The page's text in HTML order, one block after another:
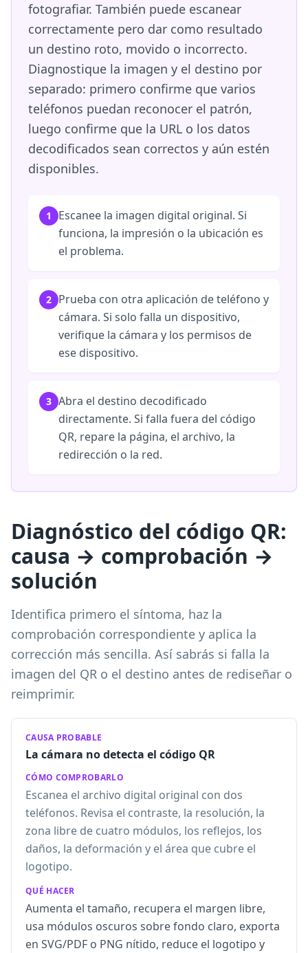
fotografiar. También puede escanear
correctamente pero dar como resultado
un destino roto, movido o incorrecto.
Diagnostique la imagen y el destino por
separado: primero confirme que varios
teléfonos puedan reconocer el patrón,
luego confirme que la URL o los datos
decodificados sean correctos y aún estén
disponibles.
1
Escanee la imagen digital original. Si
funciona, la impresión o la ubicación es
el problema.
2 Prueba con otra aplicación de teléfono y
cámara. Si solo falla un dispositivo,
verifique la cámara y los permisos de
ese dispositivo.
3 Abra el destino decodificado
directamente. Si falla fuera del código
QR, repare la página, el archivo, la
redirección o la red.
Diagnóstico del código QR:
causa → comprobación →
solución
Identifica primero el síntoma, haz la
comprobación correspondiente y aplica la
corrección más sencilla. Así sabrás si falla la
imagen del QR o el destino antes de rediseñar o
reimprimir.
CAUSA PROBABLE
La cámara no detecta el código QR
CÓMO COMPROBARLO
Escanea el archivo digital original con dos
teléfonos. Revisa el contraste, la resolución, la
zona libre de cuatro módulos, los reflejos, los
daños, la deformación y el área que cubre el
logotipo.
QUÉ HACER
Aumenta el tamaño, recupera el margen libre,
usa módulos oscuros sobre fondo claro, exporta
en SVG/PDF o PNG nítido, reduce el logotipo y